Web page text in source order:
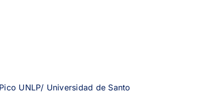
UNLP/ Universidad de Santo